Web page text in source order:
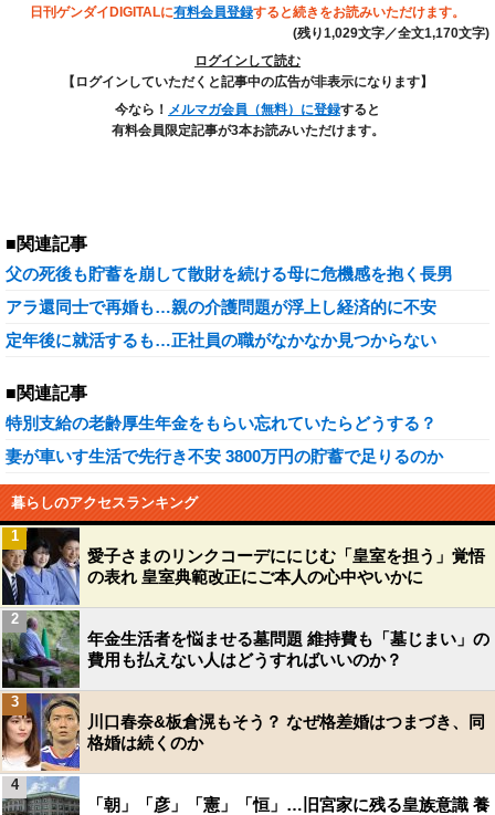
日刊ゲンダイDIGITALに有料会員登録すると続きをお読みいただけます。
(残り1,029文字／全文1,170文字)
ログインして読む
【ログインしていただくと記事中の広告が非表示になります】
今なら！ メルマガ会員（無料）に登録すると
有料会員限定記事が3本お読みいただけます。
■関連記事
父の死後も貯蓄を崩して散財を続ける母に危機感を抱く長男
アラ還同士で再婚も…親の介護問題が浮上し経済的に不安
定年後に就活するも…正社員の職がなかなか見つからない
■関連記事
特別支給の老齢厚生年金をもらい忘れていたらどうする？
妻が車いす生活で先行き不安 3800万円の貯蓄で足りるのか
暮らしのアクセスランキング
愛子さまのリンクコーデににじむ「皇室を担う」覚悟
の表れ 皇室典範改正にご本人の心中やいかに
1
年金生活者を悩ませる墓問題 維持費も「墓じまい」の
費用も払えない人はどうすればいいのか？
2
川口春奈&板倉滉もそう？ なぜ格差婚はつまづき、同
格婚は続くのか
3
「朝」「彦」「憲」「恒」…旧宮家に残る皇族意識 養
4